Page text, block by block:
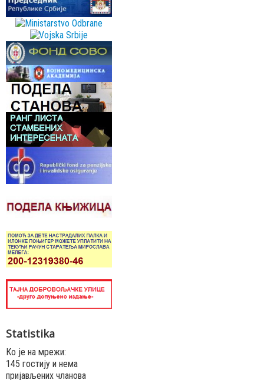
Statistika
Ко је на мрежи:
145 гостију и нема
пријављених чланова